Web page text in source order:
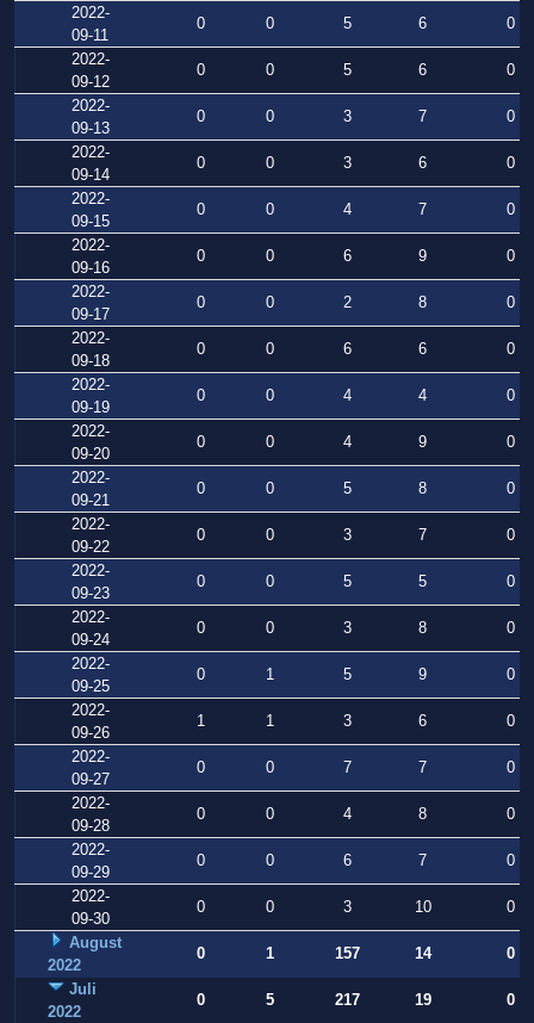
2022-
09-11
0 0 5 6
0
2022-
09-12
0 0 5 6
0
2022-
09-13
0 0 3 7
0
2022-
09-14
0 0 3 6
0
2022-
09-15
0 0 4 7
0
2022-
09-16
0 0 6 9
0
2022-
09-17
0 0 2 8
0
2022-
09-18
0 0 6 6
0
2022-
09-19
0 0 4 4
0
2022-
09-20
0 0 4 9
0
2022-
09-21
0 0 5 8
0
2022-
09-22
0 0 3 7
0
2022-
09-23
0 0 5 5
0
2022-
09-24
0 0 3 8
0
2022-
09-25
0 1 5 9
0
2022-
09-26
1 1 3 6
0
2022-
09-27
0 0 7 7
0
2022-
09-28
0 0 4 8
0
2022-
09-29
0 0 6 7
0
2022-
09-30
0 0 3 10
0
August
2022
0 1 157 14
0
Juli
2022
0 5 217 19
0